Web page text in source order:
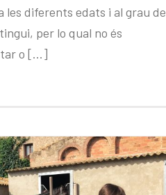
les diferents edats i al grau de
per lo qual no és
o [...]